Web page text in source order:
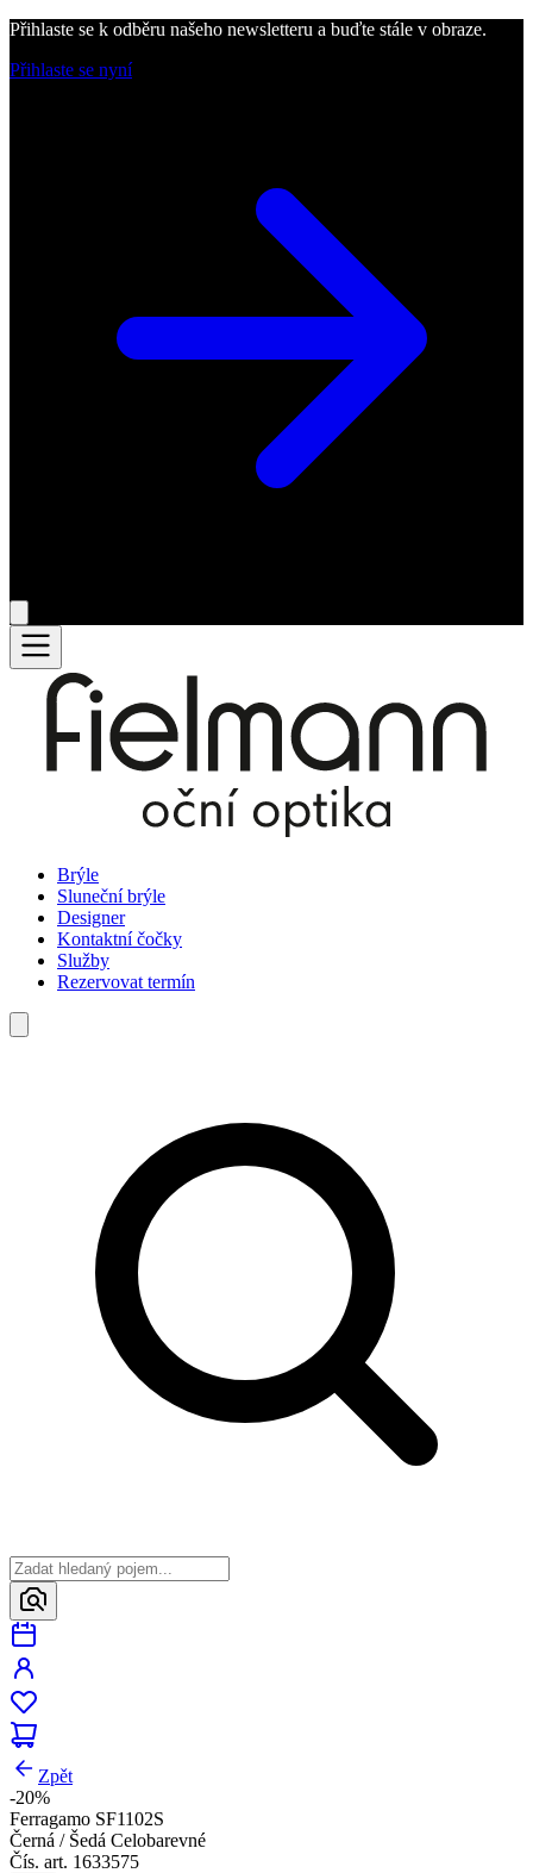
Přihlaste se k odběru našeho newsletteru a buďte stále v obraze.
Přihlaste se nyní
Brýle
Sluneční brýle
Designer
Kontaktní čočky
Služby
Rezervovat termín
Zpět
-20%
Ferragamo SF1102S
Černá / Šedá Celobarevné
Čís. art. 1633575